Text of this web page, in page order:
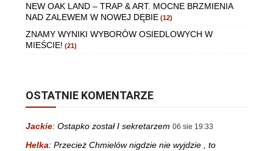
NEW OAK LAND – TRAP & ART. MOCNE BRZMIENIA
NAD ZALEWEM W NOWEJ DĘBIE (12)
ZNAMY WYNIKI WYBORÓW OSIEDLOWYCH W
MIEŚCIE! (21)
OSTATNIE KOMENTARZE
Jackie: Ostapko został I sekretarzem 06 sie 19:33
Helka: Przecież Chmielów nigdzie nie wyjdzie , to